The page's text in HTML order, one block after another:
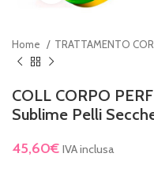
Home TRATTAMENTO
COLL CORPO
Sublime Pelli
45,60€ IVA inclusa